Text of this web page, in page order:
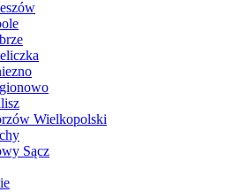
Wielkopolski
Sącz